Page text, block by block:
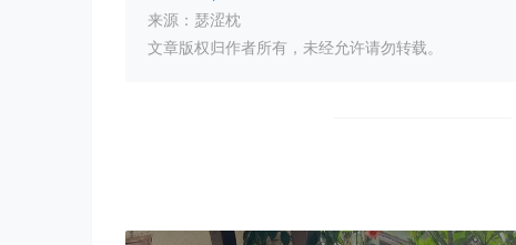
来源：瑟涩枕
文章版权归作者所有，未经允许请勿转载。